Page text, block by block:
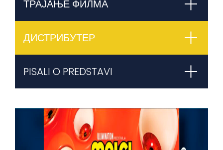
ТРАЈАЊЕ ФИЛМА
ДИСТРИБУТЕР
PISALI O PREDSTAVI